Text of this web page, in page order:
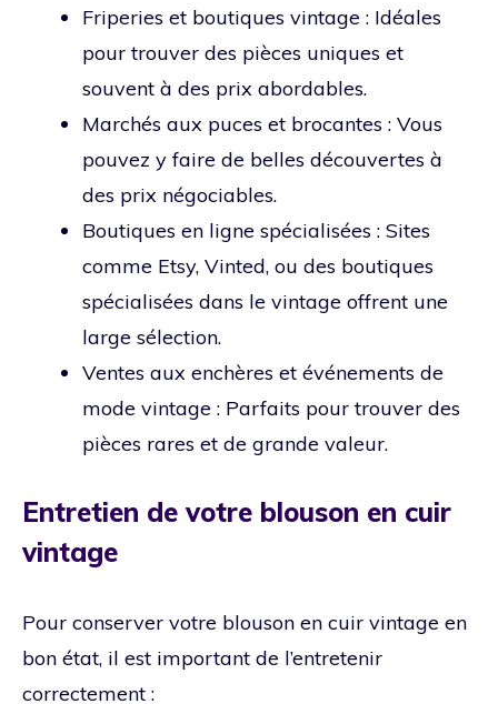
Friperies et boutiques vintage : Idéales
pour trouver des pièces uniques et
souvent à des prix abordables.
Marchés aux puces et brocantes : Vous
pouvez y faire de belles découvertes à
des prix négociables.
Boutiques en ligne spécialisées : Sites
comme Etsy, Vinted, ou des boutiques
spécialisées dans le vintage offrent une
large sélection.
Ventes aux enchères et événements de
mode vintage : Parfaits pour trouver des
pièces rares et de grande valeur.
Entretien de votre blouson en cuir
vintage
Pour conserver votre blouson en cuir vintage en
bon état, il est important de l’entretenir
correctement :